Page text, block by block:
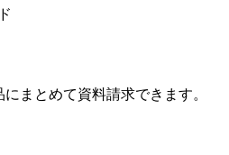
まとめて資料請求できます。